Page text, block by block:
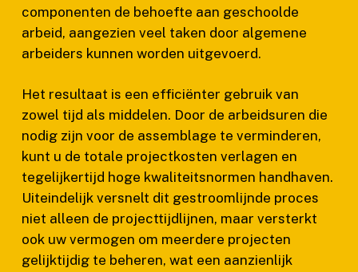
componenten de behoefte aan geschoolde
arbeid, aangezien veel taken door algemene
arbeiders kunnen worden uitgevoerd.
Het resultaat is een efficiënter gebruik van
zowel tijd als middelen. Door de arbeidsuren die
nodig zijn voor de assemblage te verminderen,
kunt u de totale projectkosten verlagen en
tegelijkertijd hoge kwaliteitsnormen handhaven.
Uiteindelijk versnelt dit gestroomlijnde proces
niet alleen de projecttijdlijnen, maar versterkt
ook uw vermogen om meerdere projecten
gelijktijdig te beheren, wat een aanzienlijk